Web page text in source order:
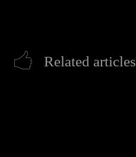
Related articles